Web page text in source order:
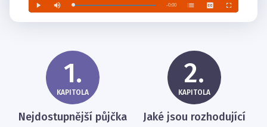
1.
KAPITOLA
Nejdostupnější půjčka
2.
KAPITOLA
Jaké jsou rozhodující